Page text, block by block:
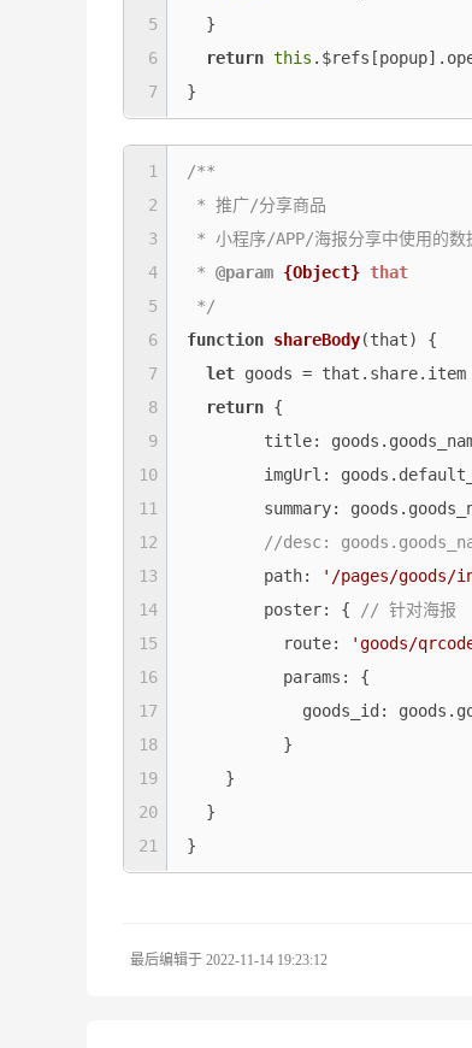
  }
return this
5
6
7
8
/**
* 推广/分享商品
* 小程序/APP/海报分享中使用的数
* @param {Object} that
*/
function shareBody(that) {
let goods = that.share.item
return {
title:
imgUrl :
summary:
//desc:
path: '/pages/goods/
poster: {
// 针对海报
route: 'goods/
params : {
goods_id :
    }
  }
1
2
3
4
5
6
7
8
9
10
11
12
13
14
15
16
17
18
19
20
21
22
最后编辑于 2022-11-14 19:23:12